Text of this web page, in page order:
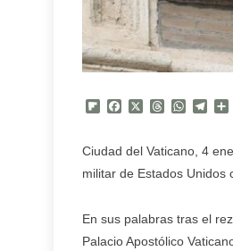
Flipboard
FacebookThreads
Ciudad del Vaticano, 4
militar de Estados Unidos
En sus palabras tras el
Palacio Apostólico